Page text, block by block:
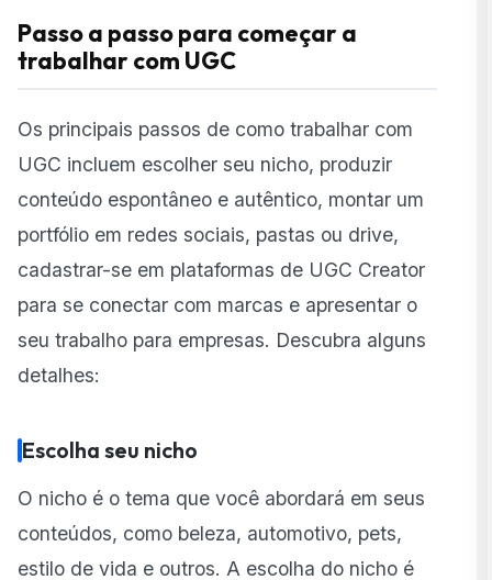
Passo a passo para começar a
trabalhar com UGC
Os principais passos de como trabalhar com
UGC incluem escolher seu nicho, produzir
conteúdo espontâneo e autêntico, montar um
portfólio em redes sociais, pastas ou drive,
cadastrar-se em plataformas de UGC Creator
para se conectar com marcas e apresentar o
seu trabalho para empresas. Descubra alguns
detalhes:
Escolha seu nicho
O nicho é o tema que você abordará em seus
conteúdos, como beleza, automotivo, pets,
estilo de vida e outros. A escolha do nicho é